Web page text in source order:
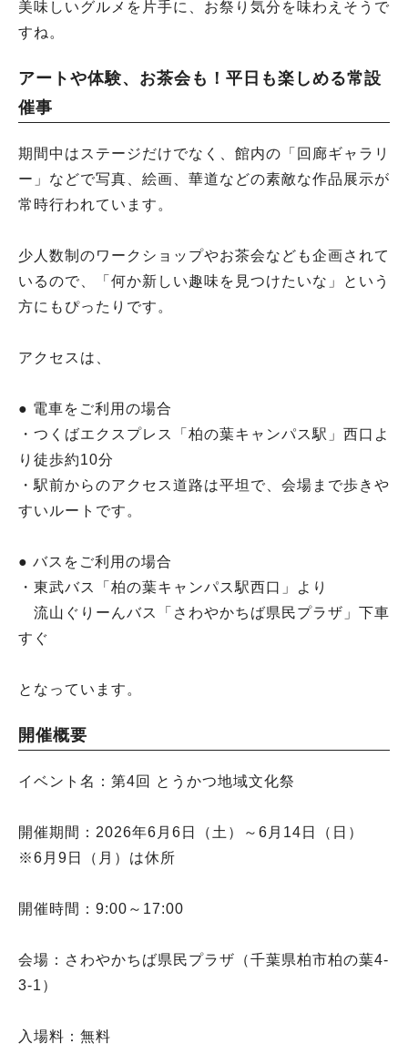
美味しいグルメを片手に、お祭り気分を味わえそうで
すね。
アートや体験、お茶会も！平日も楽しめる常設
催事
期間中はステージだけでなく、館内の「回廊ギャラリ
ー」などで写真、絵画、華道などの素敵な作品展示が
常時行われています。
少人数制のワークショップやお茶会なども企画されて
いるので、「何か新しい趣味を見つけたいな」という
方にもぴったりです。
アクセスは、
● 電車をご利用の場合
・つくばエクスプレス「柏の葉キャンパス駅」西口よ
り徒歩約10分
・駅前からのアクセス道路は平坦で、会場まで歩きや
すいルートです。
● バスをご利用の場合
・東武バス「柏の葉キャンパス駅西口」より
流山ぐりーんバス「さわやかちば県民プラザ」下車
すぐ
となっています。
開催概要
イベント名：第4回 とうかつ地域文化祭
開催期間：2026年6月6日（土）～6月14日（日）
※6月9日（月）は休所
開催時間：9:00～17:00
会場：さわやかちば県民プラザ（千葉県柏市柏の葉4-
3-1）
入場料：無料